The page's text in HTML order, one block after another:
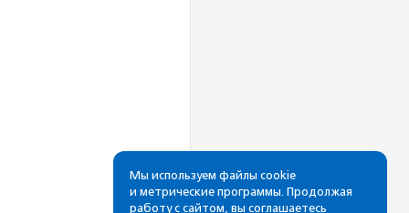
Мы используем файлы cookie
и метрические программы. Продолжая
работу с сайтом, вы соглашаетесь